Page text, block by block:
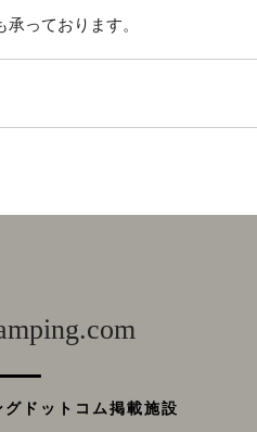
っております。
グドットコム掲載施設